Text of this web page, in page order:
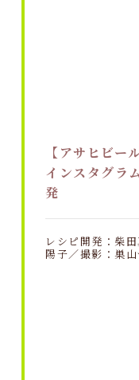
【アサヒビー
インスタグラ
発
レシピ開発：柴
陽子／撮影：巣